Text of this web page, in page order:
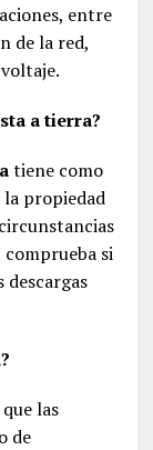
entre
de la red,
a tierra?
tiene como
propiedad
si
descargas
las
de